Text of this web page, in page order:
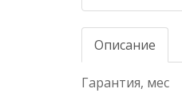
Описание
Гарантия, мес